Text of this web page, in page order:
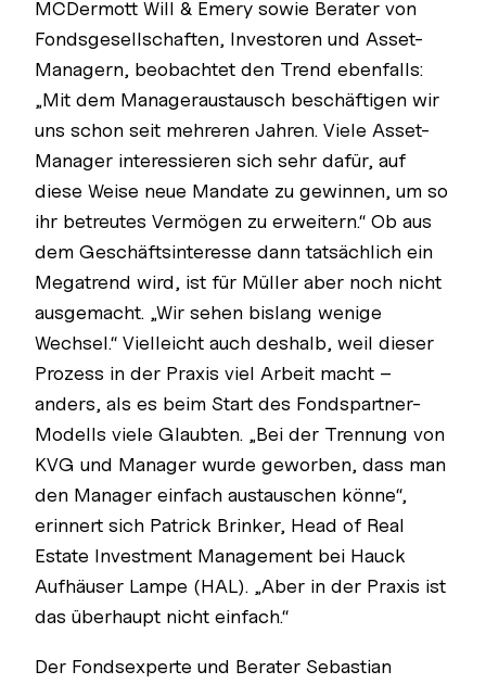
MCDermott Will & Emery sowie Berater von
Fondsgesellschaften, Investoren und Asset-
Managern, beobachtet den Trend ebenfalls:
„Mit dem Manageraustausch beschäftigen wir
uns schon seit mehreren Jahren. Viele Asset-
Manager interessieren sich sehr dafür, auf
diese Weise neue Mandate zu gewinnen, um so
ihr betreutes Vermögen zu erweitern.“ Ob aus
dem Geschäftsinteresse dann tatsächlich ein
Megatrend wird, ist für Müller aber noch nicht
ausgemacht. „Wir sehen bislang wenige
Wechsel.“ Vielleicht auch deshalb, weil dieser
Prozess in der Praxis viel Arbeit macht –
anders, als es beim Start des Fondspartner-
Modells viele Glaubten. „Bei der Trennung von
KVG und Manager wurde geworben, dass man
den Manager einfach austauschen könne“,
erinnert sich Patrick Brinker, Head of Real
Estate Investment Management bei Hauck
Aufhäuser Lampe (HAL). „Aber in der Praxis ist
das überhaupt nicht einfach.“
Der Fondsexperte und Berater Sebastian